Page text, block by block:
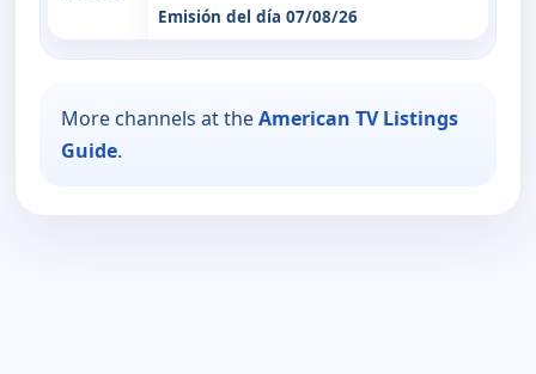
Emisión del día 07/08/26
More channels at theAmerican TV Listings
Guide.